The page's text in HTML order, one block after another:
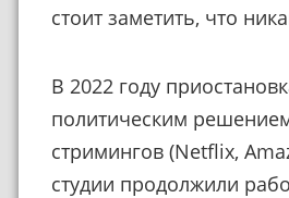
стоит заметить, что
В 2022 году
политическим
стримингов (Netflix,
студии продолжили